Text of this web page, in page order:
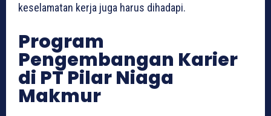
keselamatan kerja juga harus dihadapi.
Program
Pengembangan Karier
di PT Pilar Niaga
Makmur